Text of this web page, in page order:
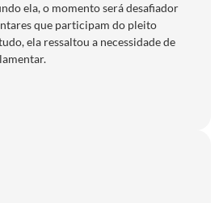
ela, o momento será desafiador
que participam do pleito
ela ressaltou a necessidade de